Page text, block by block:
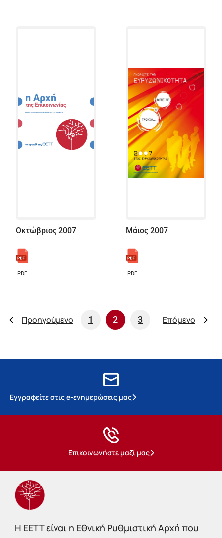
Οκτώβριος 2007
PDF
Μάιος 2007
PDF
Προηγούμενο 1 2 3 Επόμενο
Εγγραφείτε στις e-ενημερώσεις μας
Επικοινωνήστε μαζί μας
Η EETT είναι η Εθνική Ρυθμιστική Αρχή που